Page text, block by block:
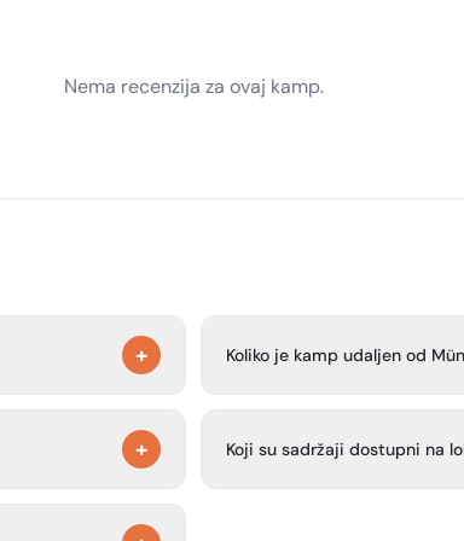
Nema recenzija za ovaj kamp.
+ Koliko je kamp udaljen od
možete doći do najbliže
+ Koji su sadržaji dostupni na